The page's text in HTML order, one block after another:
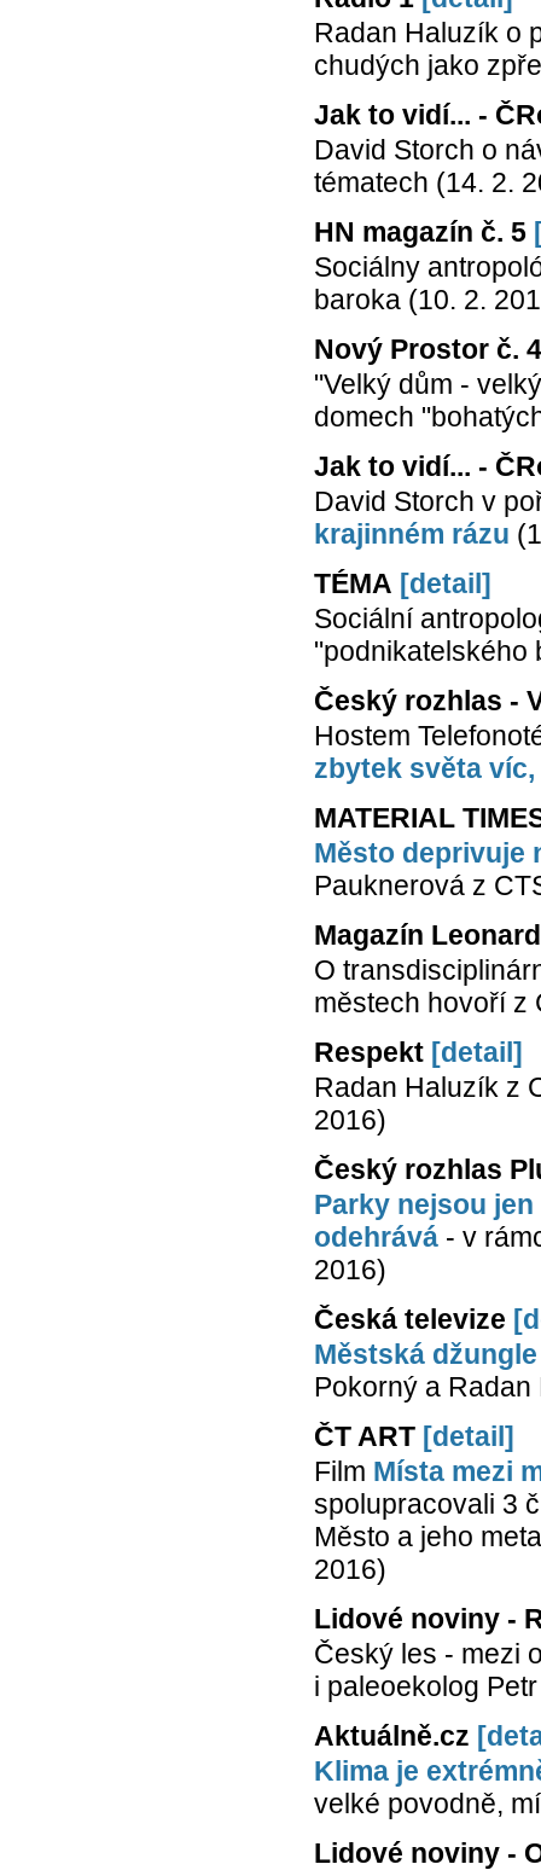
Radan Haluzík o
chudých jako
Jak to vidí... -
David Storch o
tématech (14. 2.
HN magazín č. 5
Sociálny
baroka (10. 2.
Nový Prostor č.
"Velký dům -
domech
Jak to vidí... -
David Storch v
krajinném rázu
TÉMA [detail]
Sociální
"podnikatelského
Český rozhlas -
Hostem
zbytek světa
MATERIAL
Město deprivuje
Pauknerová z
Magazín
O
městech hovoří z
Respekt [detail]
Radan Haluzík z
2016)
Český rozhlas
Parky nejsou
odehrává - v
2016)
Česká televize
Městská džungle
Pokorný a
ČT ART [detail]
Film Místa mezi
spolupracovali 3
Město a jeho
2016)
Lidové noviny -
Český les - mezi
i paleoekolog
Aktuálně.cz
Klima je
velké povodně,
Lidové noviny -